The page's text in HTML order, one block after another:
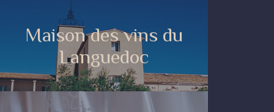
Maison des vins du
Languedoc